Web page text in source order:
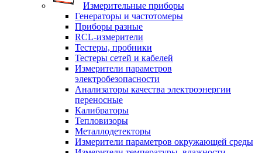
Измерительные приборы
Генераторы и частотомеры
Приборы разные
RCL-измерители
Тестеры, пробники
Тестеры сетей и кабелей
Измерители параметров
электробезопасности
Анализаторы качества электроэнергии
переносные
Калибраторы
Тепловизоры
Металлодетекторы
Измерители параметров окружающей среды